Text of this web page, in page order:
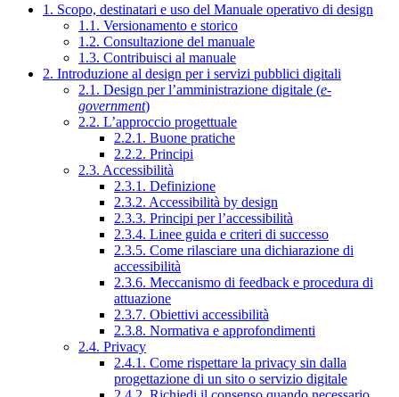
1. Scopo, destinatari e uso del Manuale operativo di design
1.1. Versionamento e storico
1.2. Consultazione del manuale
1.3. Contribuisci al manuale
2. Introduzione al design per i servizi pubblici digitali
2.1. Design per l’amministrazione digitale (e-
government)
2.2. L’approccio progettuale
2.2.1. Buone pratiche
2.2.2. Principi
2.3. Accessibilità
2.3.1. Definizione
2.3.2. Accessibilità by design
2.3.3. Principi per l’accessibilità
2.3.4. Linee guida e criteri di successo
2.3.5. Come rilasciare una dichiarazione di
accessibilità
2.3.6. Meccanismo di feedback e procedura di
attuazione
2.3.7. Obiettivi accessibilità
2.3.8. Normativa e approfondimenti
2.4. Privacy
2.4.1. Come rispettare la privacy sin dalla
progettazione di un sito o servizio digitale